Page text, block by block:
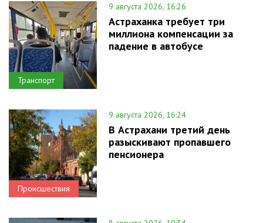
Транспорт
9 августа 2026, 16:26
Астраханка требует три
миллиона компенсации за
падение в автобусе
Происшествия
9 августа 2026, 16:24
В Астрахани третий день
разыскивают пропавшего
пенсионера